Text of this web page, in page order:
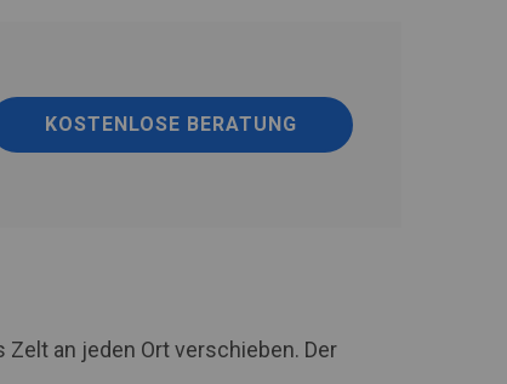
KOSTENLOSE BERATUNG
an jeden Ort verschieben. Der